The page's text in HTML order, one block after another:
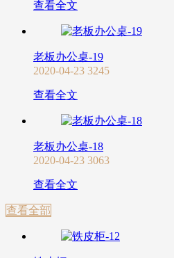
查看全文
老板办公桌-19
2020-04-23 3245
查看全文
老板办公桌-18
2020-04-23 3063
查看全文
查看全部